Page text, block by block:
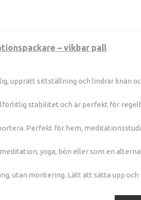
– vikbar pall
upprätt sittställning och lindrar knän
stabilitet och är perfekt för
Perfekt för hem,
yoga, bön eller som en
utan montering. Lätt att sätta upp